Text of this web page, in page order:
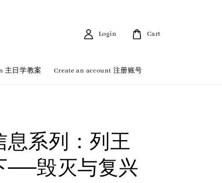
主日学教案 Create an account 注册账号
Login Cart
息系列：列王
──毁灭与复兴